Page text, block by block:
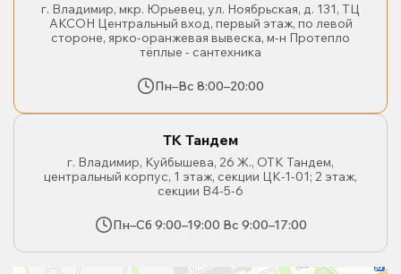
г. Владимир, мкр. Юрьевец, ул. Ноябрьская, д. 131, ТЦ
АКСОН Центральный вход, первый этаж, по левой
стороне, ярко-оранжевая вывеска, м-н Протепло
тёплые - сантехника
Пн–Вс 8:00–20:00
ТК Тандем
г. Владимир, Куйбышева, 26 Ж., ОТК Тандем,
центральный корпус, 1 этаж, секции ЦК-1-01; 2 этаж,
секции В4-5-6
Пн–Сб 9:00–19:00 Вс 9:00–17:00